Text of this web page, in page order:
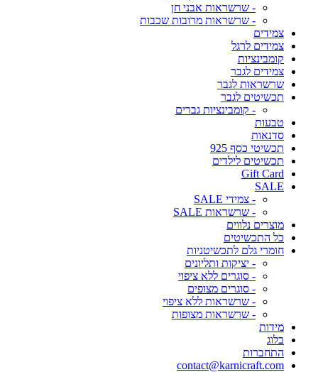
- שרשראות אבני חן
- שרשראות מרובות שכבות
צמידים
צמידים לרגל
קומבינציות
צמידים לגבר
שרשראות לגבר
תכשיטים לגבר
- קומבינציות גברים
טבעות
סדנאות
תכשיטי כסף 925
תכשיטים לילדים
Gift Card
SALE
- צמידי SALE
- שרשראות SALE
מוצרים נלווים
כל התכשיטים
חומרי גלם לתכשיטניות
- יציקות ותליונים
- סוגרים ללא ציפוי
- סוגרים מצופים
- שרשראות ללא ציפוי
- שרשראות מצופות
מידות
בלוג
התחברות
contact@karnicraft.com